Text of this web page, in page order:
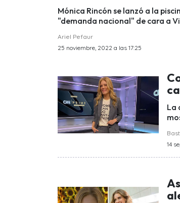
Mónica Rincón se lanzó a la
"demanda nacional" de cara a
Ariel Pefaur
25 noviembre, 2022 a las 17:25
La
14